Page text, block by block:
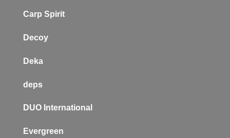
Carp Spirit
Decoy
Deka
deps
DUO International
Evergreen